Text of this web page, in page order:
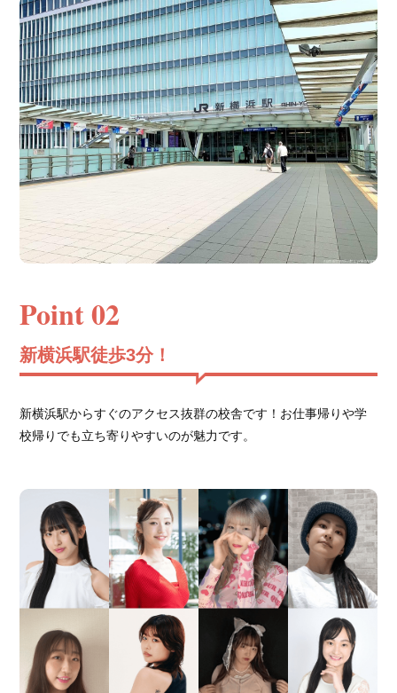
Point 02
新横浜駅徒歩3分！
新横浜駅からすぐのアクセス抜群の校舎です！お仕事帰りや学
校帰りでも立ち寄りやすいのが魅力です。